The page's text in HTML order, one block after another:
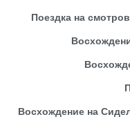
Поездка на
Восхождение на